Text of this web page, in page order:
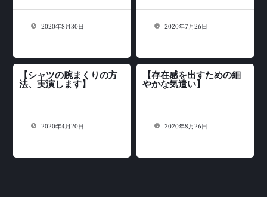
2020年8月30日 2020年7月26日
【シャツの腕まくりの方
法、実演します】
2020年4月20日
【存在感を出すための細
やかな気遣い】
2020年8月26日